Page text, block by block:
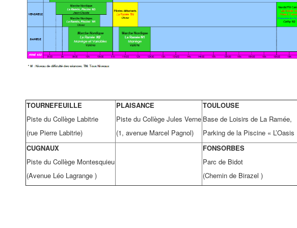
TOURNEFEUILLE
Piste du Collège Labitrie
(rue Pierre Labitrie)
PLAISANCE
Piste du Collège Jules Verne
(1, avenue Marcel Pagnol)
TOULOUSE
Base de Loisirs de La Ramée,
Parking de la Piscine « L’Oasis
CUGNAUX
Piste du Collège Montesquieu
(Avenue Léo Lagrange )
FONSORBES
Parc de Bidot
(Chemin de Birazel )